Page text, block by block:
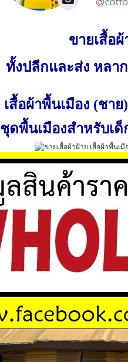
ขายเสื้อผ้
ทั้งปลีกและส่ง หลา
เสื้อผ้าพื้นเมือง (ชาย)
ชุดพื้นเมืองสำหรับเด็